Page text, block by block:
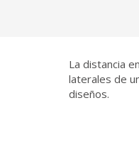
La distancia
laterales de
diseños.